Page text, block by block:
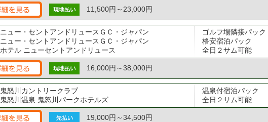
11,500円～23,000円
ニュー・セントアンドリュースＧＣ・ジャパン
ニュー・セントアンドリュースＧＣ・ジャパン
ホテル ニューセントアンドリュース
ゴルフ場隣接パック
格安宿泊パック
全日２サム可能
16,000円～38,000円
鬼怒川カントリークラブ
鬼怒川温泉 鬼怒川パークホテルズ
温泉付宿泊パック
全日２サム可能
19,000円～34,500円